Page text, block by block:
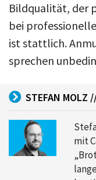
Bildqualität, der
bei
ist stattlich.
sprechen
STEFAN MOLZ
mit